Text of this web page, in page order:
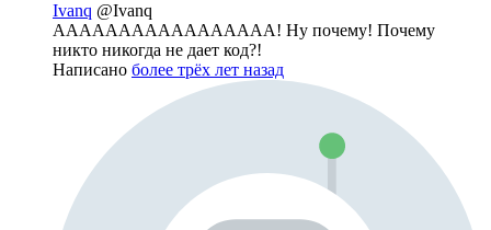
Ivanq @Ivanq
ААААААААААААААААА! Ну почему! Почему
никто никогда не дает код?!
Написано более трёх лет назад